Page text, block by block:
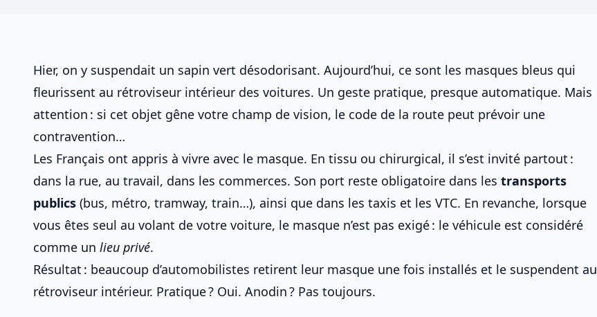
Hier, on y suspendait un sapin vert désodorisant. Aujourd’hui, ce sont les masques bleus qui
fleurissent au rétroviseur intérieur des voitures. Un geste pratique, presque automatique. Mais
attention : si cet objet gêne votre champ de vision, le code de la route peut prévoir une
contravention…
Les Français ont appris à vivre avec le masque. En tissu ou chirurgical, il s’est invité partout :
dans la rue, au travail, dans les commerces. Son port reste obligatoire dans les transports
publics (bus, métro, tramway, train…), ainsi que dans les taxis et les VTC. En revanche, lorsque
vous êtes seul au volant de votre voiture, le masque n’est pas exigé : le véhicule est considéré
comme un lieu privé.
Résultat : beaucoup d’automobilistes retirent leur masque une fois installés et le suspendent au
rétroviseur intérieur. Pratique ? Oui. Anodin ? Pas toujours.